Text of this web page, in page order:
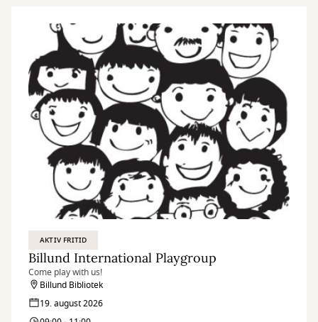
AKTIV FRITID
Billund International Playgroup
Come play with us!
Billund Bibliotek
19. august 2026